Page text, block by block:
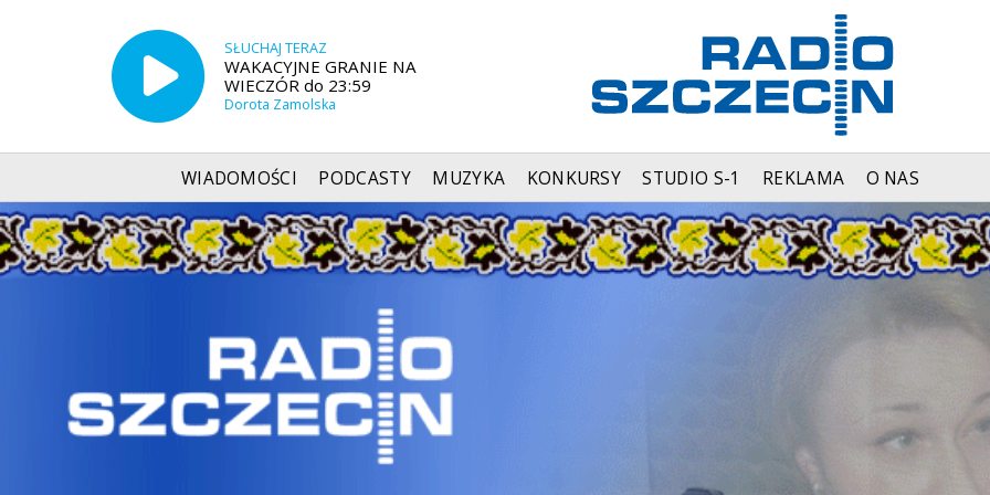
SŁUCHAJ TERAZ
WAKACYJNE GRANIE NA
WIECZÓR do 23:59
Dorota Zamolska
WIADOMOŚCI PODCASTY MUZYKA KONKURSY STUDIO S-1 REKLAMA O NAS